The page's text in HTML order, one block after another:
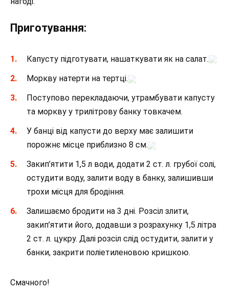
Приготування:
Капусту підготувати, нашаткувати як на салат.
Моркву натерти на тертці.
Поступово перекладаючи, утрамбувати капусту
та моркву у трилітрову банку товкачем.
У банці від капусти до верху має залишити
порожнє місце приблизно 8 см.
Закип’ятити 1,5 л води, додати 2 ст. л. грубої солі,
остудити воду, залити воду в банку, залишивши
трохи місця для бродіння.
Залишаємо бродити на 3 дні. Розсіл злити,
закип’ятити його, додавши з розрахунку 1,5 літра
2 ст. л. цукру. Далі розсіл слід остудити, залити у
банки, закрити поліетиленовою кришкою.
Смачного!